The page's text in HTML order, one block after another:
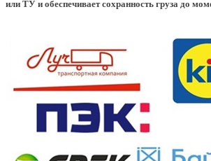
или ТУ и обеспечивает сохранность груза до